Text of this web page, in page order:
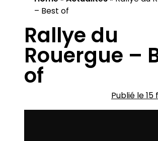
– Best of
Rallye du
Rouergue –
of
Publié le 15